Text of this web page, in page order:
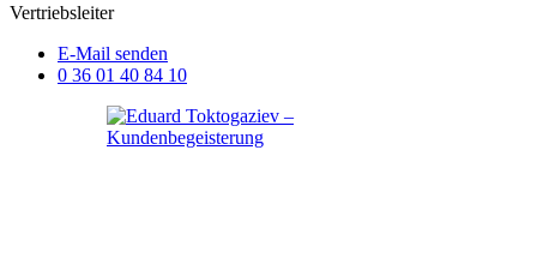
Vertriebsleiter
E-Mail senden
0 36 01 40 84 10